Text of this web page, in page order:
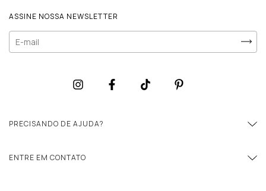
ASSINE NOSSA NEWSLETTER
PRECISANDO DE AJUDA?
ENTRE EM CONTATO